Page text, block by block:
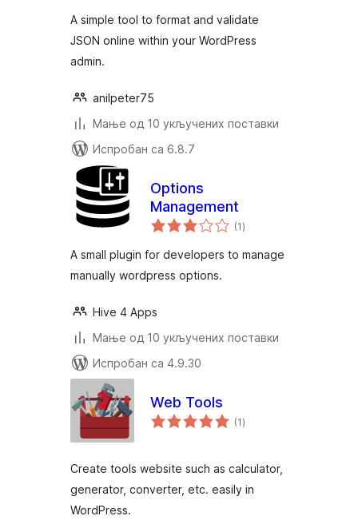
A simple tool to format and validate
JSON online within your WordPress
admin.
anilpeter75
Мање од 10 укључених поставки
Испробан са 6.8.7
Options
Management
(1укупних
оцена
)
A small plugin for developers to manage
manually wordpress options.
Hive 4 Apps
Мање од 10 укључених поставки
Испробан са 4.9.30
Web Tools
(1укупних
оцена
)
Create tools website such as calculator,
generator, converter, etc. easily in
WordPress.